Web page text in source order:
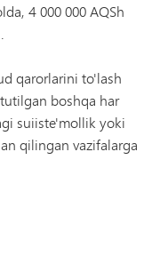
4 000 000 AQSh
qarorlarini to'lash
boshqa har
suiiste'mollik yoki
qilingan vazifalarga